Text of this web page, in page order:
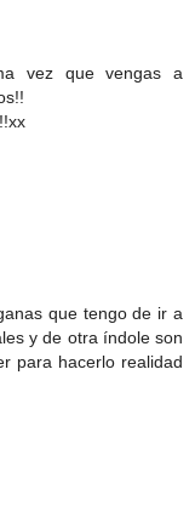
vez que vengas a
que tengo de ir a
y de otra índole son
para hacerlo realidad